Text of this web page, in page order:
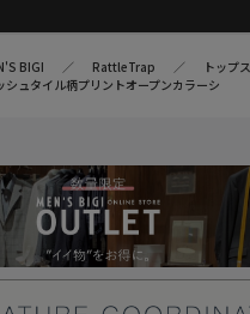
BIGI RattleTrap
トップス
シュタイル柄プリントオープンカラーシ